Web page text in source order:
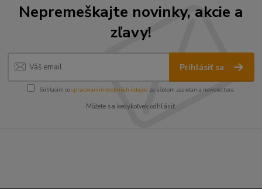
Nepremeškajte novinky, akcie a
zľavy!
Prihlásiť sa
Súhlasím sospracovaním osobných údajov za účelom zasielania newslettera.
Môžete sa kedykoľvek odhlásiť.